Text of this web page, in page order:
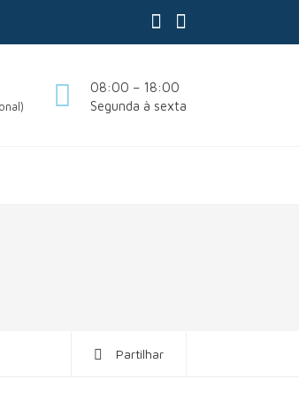
08:00 – 18:00
Segunda à sexta
Partilhar